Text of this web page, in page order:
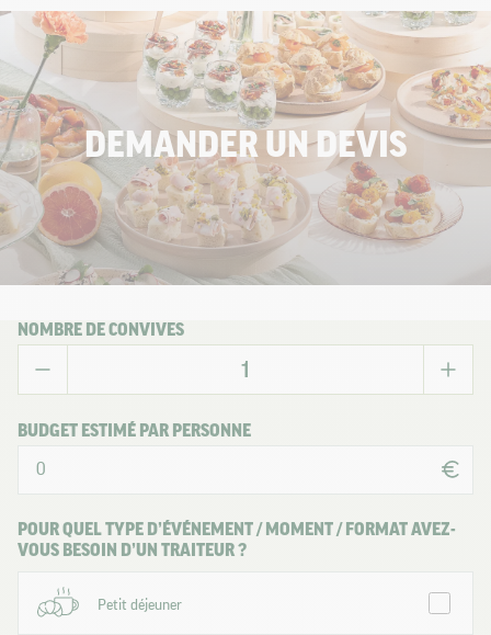
DEMANDER UN DEVIS
NOMBRE DE CONVIVES
BUDGET ESTIMÉ PAR PERSONNE
POUR QUEL TYPE D’ÉVÉNEMENT / MOMENT / FORMAT AVEZ-
VOUS BESOIN D’UN TRAITEUR ?
Petit déjeuner